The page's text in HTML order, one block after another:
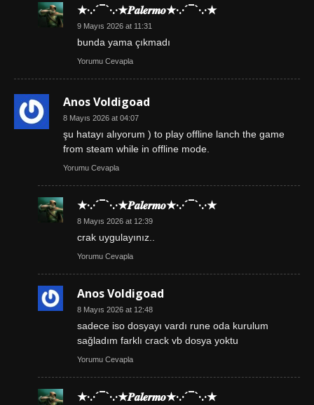
★·.·´¯`·.·★𝑷𝒂𝒍𝒆𝒓𝒎𝒐★·.·´¯`·.·★
9 Mayıs 2026 at 11:31
bunda yama çıkmadı
Yorumu Cevapla
Anos Voldigoad
8 Mayıs 2026 at 04:07
şu hatayı alıyorum ) to play offline lanch the game
from steam while in offline mode.
Yorumu Cevapla
★·.·´¯`·.·★𝑷𝒂𝒍𝒆𝒓𝒎𝒐★·.·´¯`·.·★
8 Mayıs 2026 at 12:39
crak uygulayınız..
Yorumu Cevapla
Anos Voldigoad
8 Mayıs 2026 at 12:48
sadece iso dosyayı vardı rune oda kurulum
sağladım farklı crack vb dosya yoktu
Yorumu Cevapla
★·.·´¯`·.·★𝑷𝒂𝒍𝒆𝒓𝒎𝒐★·.·´¯`·.·★